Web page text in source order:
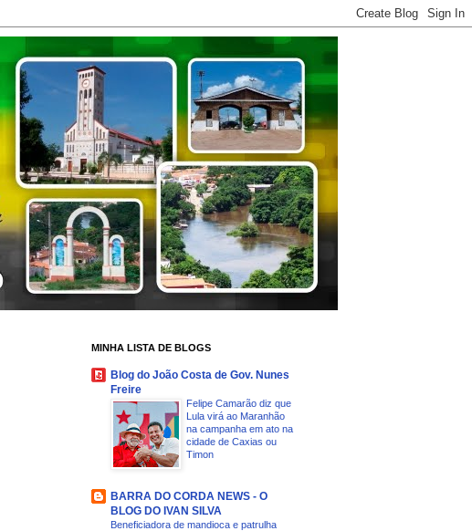
MINHA LISTA DE BLOGS
Blog do João Costa de Gov. Nunes
Freire
Felipe Camarão diz que
Lula virá ao Maranhão
na campanha em ato na
cidade de Caxias ou
Timon
BARRA DO CORDA NEWS - O
BLOG DO IVAN SILVA
Beneficiadora de mandioca e patrulha